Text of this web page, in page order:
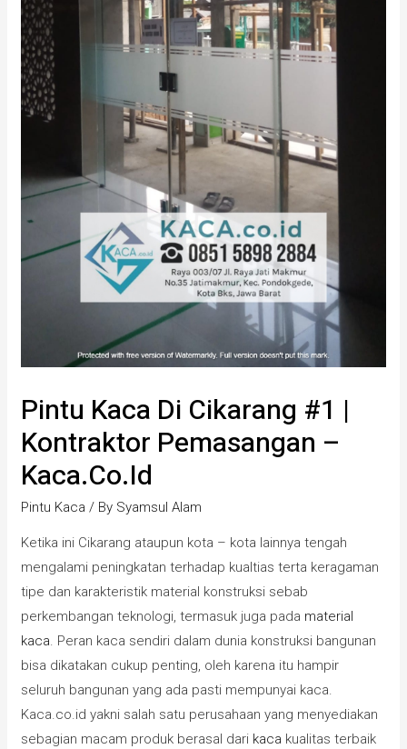
Pintu Kaca Di Cikarang #1 |
Kontraktor Pemasangan –
Kaca.co.id
Pintu Kaca / By Syamsul Alam
Ketika ini Cikarang ataupun kota – kota lainnya tengah
mengalami peningkatan terhadap kualtias terta keragaman
tipe dan karakteristik material konstruksi sebab
perkembangan teknologi, termasuk juga pada material
kaca. Peran kaca sendiri dalam dunia konstruksi bangunan
bisa dikatakan cukup penting, oleh karena itu hampir
seluruh bangunan yang ada pasti mempunyai kaca.
Kaca.co.id yakni salah satu perusahaan yang menyediakan
sebagian macam produk berasal dari kaca kualitas terbaik